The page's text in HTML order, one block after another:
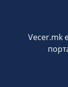
Vecer.mk